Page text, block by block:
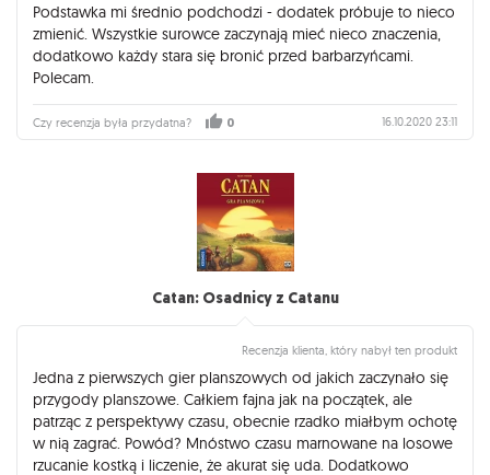
Podstawka mi średnio podchodzi - dodatek próbuje to nieco
zmienić. Wszystkie surowce zaczynają mieć nieco znaczenia,
dodatkowo każdy stara się bronić przed barbarzyńcami.
Polecam.
Czy recenzja była przydatna? 0 16.10.2020 23:11
Catan: Osadnicy z Catanu
Recenzja klienta, który nabył ten produkt
Jedna z pierwszych gier planszowych od jakich zaczynało się
przygody planszowe. Całkiem fajna jak na początek, ale
patrząc z perspektywy czasu, obecnie rzadko miałbym ochotę
w nią zagrać. Powód? Mnóstwo czasu marnowane na losowe
rzucanie kostką i liczenie, że akurat się uda. Dodatkowo